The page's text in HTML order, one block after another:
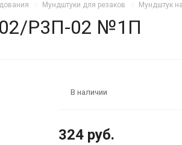
Мундштуки для резаков Мундштук
Р3П-02 №1П
В наличии
324 руб.